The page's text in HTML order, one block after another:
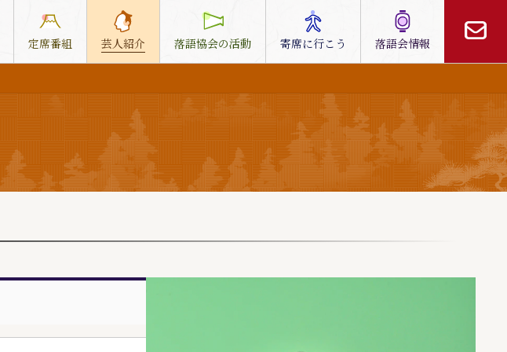
定席番組 芸人紹介 落語協会の活動 寄席に行こう 落語会情報